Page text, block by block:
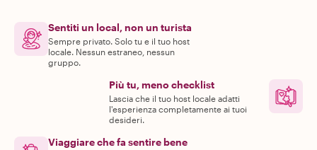
Sentiti un local, non un turista
Sempre privato. Solo tu e il tuo host
locale. Nessun estraneo, nessun
gruppo.
Più tu, meno checklist
Lascia che il tuo host locale adatti
l'esperienza completamente ai tuoi
desideri.
Viaggiare che fa sentire bene